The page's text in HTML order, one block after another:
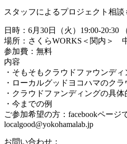
スタッフによるプロジェクト相
日時：6月30日（火）19:00-20:30
場所：さくらWORKS＜関内＞
参加費：無料
内容
・そもそもクラウドファウンディ
・ローカルグッドヨコハマのク
・クラウドファンディングの具
・今までの例
ご参加希望の方：facebookペー
localgood@yokohamalab.jp
お問い合わせ：